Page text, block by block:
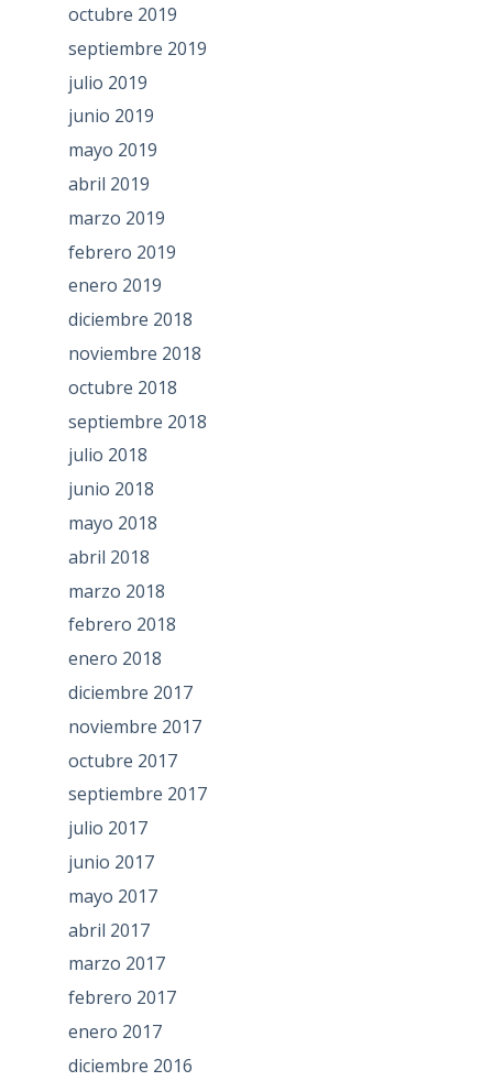
octubre 2019
septiembre 2019
julio 2019
junio 2019
mayo 2019
abril 2019
marzo 2019
febrero 2019
enero 2019
diciembre 2018
noviembre 2018
octubre 2018
septiembre 2018
julio 2018
junio 2018
mayo 2018
abril 2018
marzo 2018
febrero 2018
enero 2018
diciembre 2017
noviembre 2017
octubre 2017
septiembre 2017
julio 2017
junio 2017
mayo 2017
abril 2017
marzo 2017
febrero 2017
enero 2017
diciembre 2016